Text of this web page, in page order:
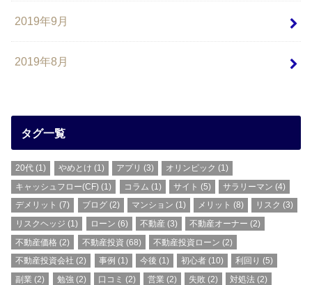
2019年9月
2019年8月
タグ一覧
20代 (1) やめとけ (1) アプリ (3) オリンピック (1)
キャッシュフロー(CF) (1) コラム (1) サイト (5) サラリーマン (4)
デメリット (7) ブログ(2) マンション (1) メリット (8) リスク (3)
リスクヘッジ (1) ローン (6) 不動産(3) 不動産オーナー (2)
不動産価格 (2) 不動産投資 (68) 不動産投資ローン (2)
不動産投資会社 (2) 事例 (1) 今後 (1) 初心者 (10) 利回り (5)
副業 (2) 勉強 (2) 口コミ (2) 営業 (2) 失敗 (2) 対処法 (2)